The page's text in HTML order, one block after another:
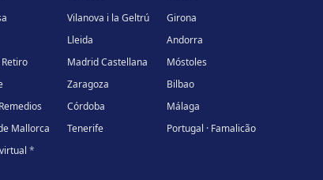
Vilanova i la Geltrú
Girona
Lleida
Andorra
Madrid Castellana
Móstoles
Zaragoza
Bilbao
Córdoba
Málaga
Mallorca Tenerife
Portugal · Famalicão
*